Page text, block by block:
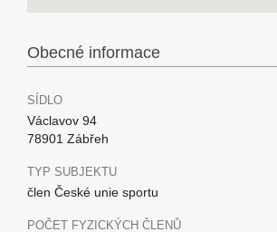
Obecné informace
SÍDLO
Václavov 94
78901 Zábřeh
TYP SUBJEKTU
člen České unie sportu
POČET FYZICKÝCH ČLENŮ